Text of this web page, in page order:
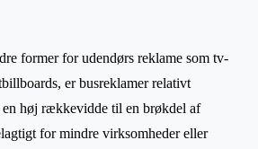
former for udendørs reklame som tv-
er busreklamer relativt
høj rækkevidde til en brøkdel af
for mindre virksomheder eller